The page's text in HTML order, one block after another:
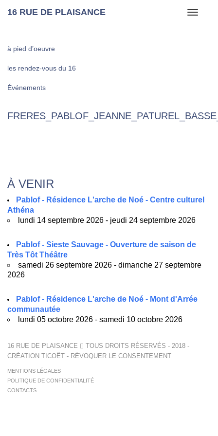
Toggle
16 RUE DE PLAISANCE
à pied d’oeuvre
les rendez-vous du 16
Événements
À VENIR
Pablof - Résidence L'arche de Noé - Centre culturel
Athéna
lundi 14 septembre 2026 - jeudi 24 septembre 2026
Pablof - Sieste Sauvage - Ouverture de saison de
Très Tôt Théâtre
samedi 26 septembre 2026 - dimanche 27 septembre
2026
Pablof - Résidence L'arche de Noé - Mont d'Arrée
communautée
lundi 05 octobre 2026 - samedi 10 octobre 2026
16 RUE DE PLAISANCE
TOUS DROITS RÉSERVÉS - 2018 -
CRÉATION TICOËT - RÉVOQUER LE CONSENTEMENT
MENTIONS LÉGALES
POLITIQUE DE CONFIDENTIALITÉ
CONTACTS